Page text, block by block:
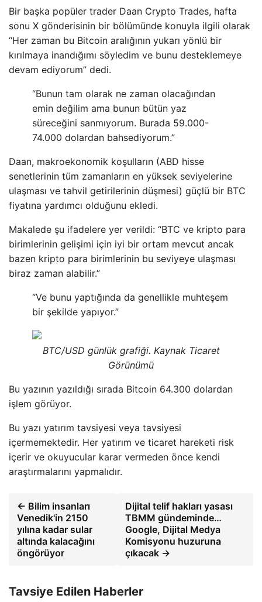
Bir başka popüler trader Daan Crypto Trades, hafta
sonu X gönderisinin bir bölümünde konuyla ilgili olarak
“Her zaman bu Bitcoin aralığının yukarı yönlü bir
kırılmaya inandığımı söyledim ve bunu desteklemeye
devam ediyorum” dedi.
“Bunun tam olarak ne zaman olacağından
emin değilim ama bunun bütün yaz
süreceğini sanmıyorum. Burada 59.000-
74.000 dolardan bahsediyorum.”
Daan, makroekonomik koşulların (ABD hisse
senetlerinin tüm zamanların en yüksek seviyelerine
ulaşması ve tahvil getirilerinin düşmesi) güçlü bir BTC
fiyatına yardımcı olduğunu ekledi.
Makalede şu ifadelere yer verildi: “BTC ve kripto para
birimlerinin gelişimi için iyi bir ortam mevcut ancak
bazen kripto para birimlerinin bu seviyeye ulaşması
biraz zaman alabilir.”
“Ve bunu yaptığında da genellikle muhteşem
bir şekilde yapıyor.”
BTC/USD günlük grafiği. Kaynak Ticaret
Görünümü
Bu yazının yazıldığı sırada Bitcoin 64.300 dolardan
işlem görüyor.
Bu yazı yatırım tavsiyesi veya tavsiyesi
içermemektedir. Her yatırım ve ticaret hareketi risk
içerir ve okuyucular karar vermeden önce kendi
araştırmalarını yapmalıdır.
← Bilim insanları
Venedik'in 2150
yılına kadar sular
altında kalacağını
öngörüyor
Dijital telif hakları yasası
TBMM gündeminde…
Google, Dijital Medya
Komisyonu huzuruna
çıkacak →
Tavsiye Edilen Haberler